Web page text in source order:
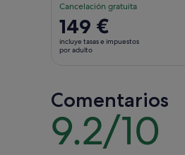
Cancelación gratuita
El
precio
es
por
adulto
149 €
incluye tasas e impuestos
por adulto
Comentarios
9.2/10
9.2
sobre
10